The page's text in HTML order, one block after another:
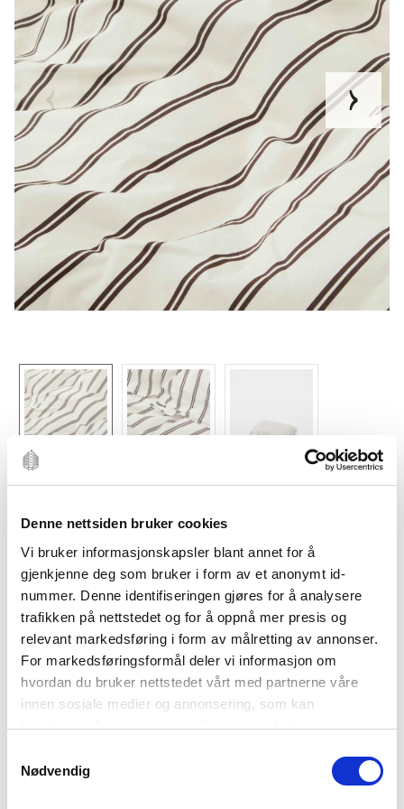
Denne nettsiden bruker cookies
Vi bruker informasjonskapsler blant annet for å
gjenkjenne deg som bruker i form av et anonymt id-
nummer. Denne identifiseringen gjøres for å analysere
trafikken på nettstedet og for å oppnå mer presis og
relevant markedsføring i form av målretting av annonser.
For markedsføringsformål deler vi informasjon om
hvordan du bruker nettstedet vårt med partnerne våre
innen sosiale medier og annonsering, som kan
kombinere den med annen informasjon du har gjort
din bruk av tjenestene deres. Les mer om hvilke
opplysninger vi samler og hva vi ber om samtykke til i
Nødvendig
TEKLA SENGETØY
TEKLA
Dynetrekk fra Tekla vevd med lange bomullsfibre av